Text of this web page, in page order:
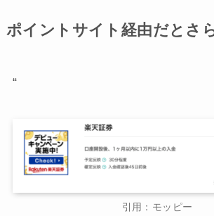
ポイントサイト経由だとさ
“
引用：モッピー